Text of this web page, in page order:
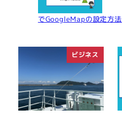
でGoogleMapの設定方法
ビジネス